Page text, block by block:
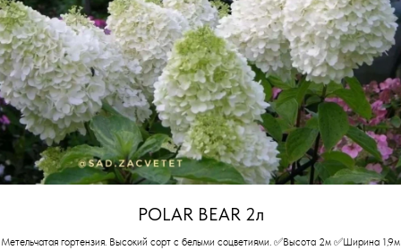
POLAR BEAR 2л
Метельчатая гортензия. Высокий сорт с белыми соцветиями. ✅Высота 2м ✅Ширина 1,9м